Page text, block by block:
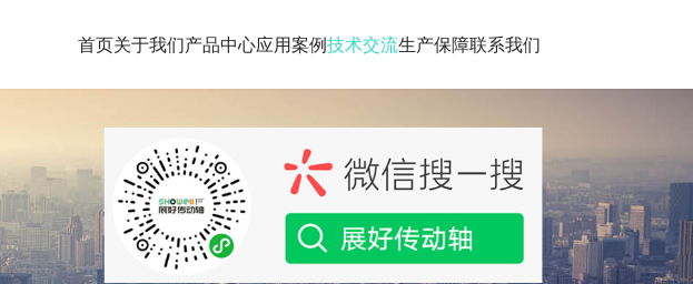
首页关于我们产品中心应用案例技术交流生产保障联系我们